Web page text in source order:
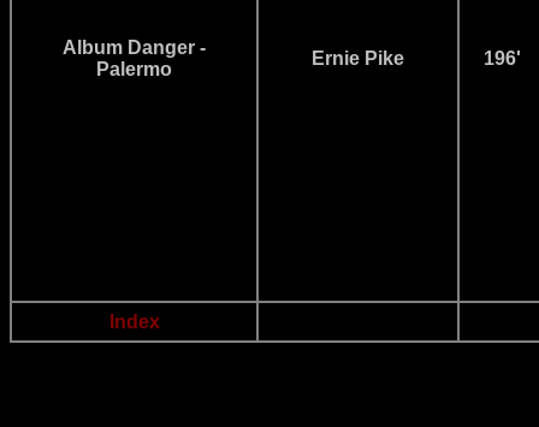
Album Danger -
Palermo
Ernie Pike 196'
Index